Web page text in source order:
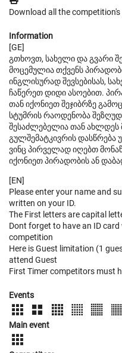
Download all the competition's
Information
[GE]
გთხოვთ, სახელი და გვარი
მოცემულია თქვენს
ინგლისურად შევსებისას,
ჩაწერეთ დიდი ასოებით.
თან იქონიეთ შეჯიბრზე
სტუმრის რაოდენობა
შესაძლებელია თან ახლდეს
გულშემატკივრის დასწრება
ვინც პირველად იღებთ
იქონიეთ პირადობის ან
[EN]
Please enter your name and
written on your ID.
The First letters are capital
Dont forget to have an ID
competition
Here is Guest limitation (1
attend Guest
First Timer competitors must
Events
Main event